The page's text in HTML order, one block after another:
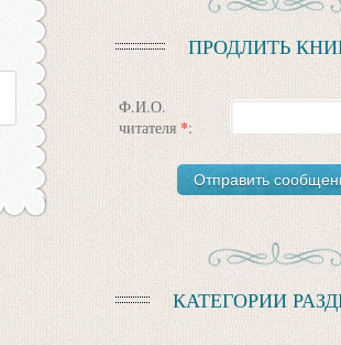
ПРОДЛИТЬ
Ф.И.О.
читателя *:
КАТЕГОРИИ